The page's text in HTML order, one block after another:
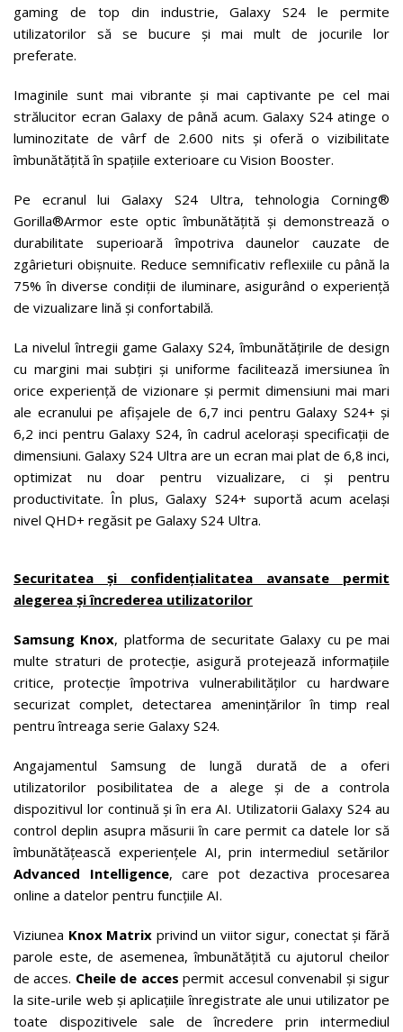
gaming de top din industrie, Galaxy S24 le permite
utilizatorilor să se bucure și mai mult de jocurile lor
preferate.
Imaginile sunt mai vibrante și mai captivante pe cel mai
strălucitor ecran Galaxy de până acum. Galaxy S24 atinge o
luminozitate de vârf de 2.600 nits și oferă o vizibilitate
îmbunătățită în spațiile exterioare cu Vision Booster.
Pe ecranul lui Galaxy S24 Ultra, tehnologia Corning®
Gorilla®Armor este optic îmbunătățită și demonstrează o
durabilitate superioară împotriva daunelor cauzate de
zgârieturi obișnuite. Reduce semnificativ reflexiile cu până la
75% în diverse condiții de iluminare, asigurând o experiență
de vizualizare lină și confortabilă.
La nivelul întregii game Galaxy S24, îmbunătățirile de design
cu margini mai subțiri și uniforme facilitează imersiunea în
orice experiență de vizionare și permit dimensiuni mai mari
ale ecranului pe afișajele de 6,7 inci pentru Galaxy S24+ și
6,2 inci pentru Galaxy S24, în cadrul acelorași specificații de
dimensiuni. Galaxy S24 Ultra are un ecran mai plat de 6,8 inci,
optimizat nu doar pentru vizualizare, ci și pentru
productivitate. În plus, Galaxy S24+ suportă acum același
nivel QHD+ regăsit pe Galaxy S24 Ultra.
Securitatea și confidențialitatea avansate permit
alegerea și încrederea utilizatorilor
Samsung Knox, platforma de securitate Galaxy cu pe mai
multe straturi de protecție, asigură protejează informațiile
critice, protecție împotriva vulnerabilităților cu hardware
securizat complet, detectarea amenințărilor în timp real
pentru întreaga serie Galaxy S24.
Angajamentul Samsung de lungă durată de a oferi
utilizatorilor posibilitatea de a alege și de a controla
dispozitivul lor continuă și în era AI. Utilizatorii Galaxy S24 au
control deplin asupra măsurii în care permit ca datele lor să
îmbunătățească experiențele AI, prin intermediul setărilor
Advanced Intelligence, care pot dezactiva procesarea
online a datelor pentru funcțiile AI.
Viziunea Knox Matrix privind un viitor sigur, conectat și fără
parole este, de asemenea, îmbunătățită cu ajutorul cheilor
de acces. Cheile de acces permit accesul convenabil și sigur
la site-urile web și aplicațiile înregistrate ale unui utilizator pe
toate dispozitivele sale de încredere prin intermediul